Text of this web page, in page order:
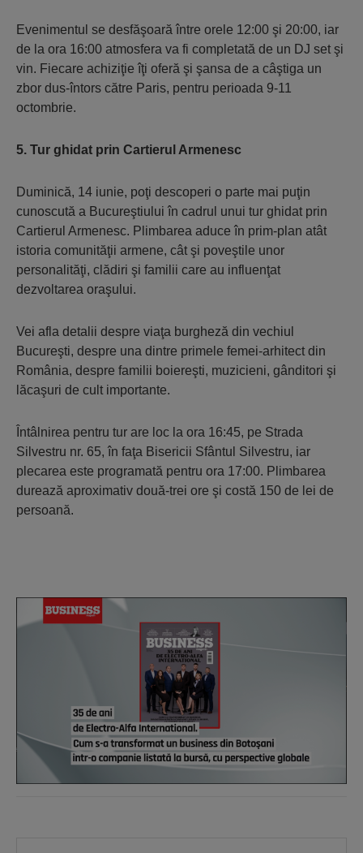
Evenimentul se desfăşoară între orele 12:00 şi 20:00, iar
de la ora 16:00 atmosfera va fi completată de un DJ set şi
vin. Fiecare achiziţie îţi oferă şi şansa de a câştiga un
zbor dus-întors către Paris, pentru perioada 9-11
octombrie.
5. Tur ghidat prin Cartierul Armenesc
Duminică, 14 iunie, poţi descoperi o parte mai puţin
cunoscută a Bucureştiului în cadrul unui tur ghidat prin
Cartierul Armenesc. Plimbarea aduce în prim-plan atât
istoria comunităţii armene, cât şi poveştile unor
personalităţi, clădiri şi familii care au influenţat
dezvoltarea oraşului.
Vei afla detalii despre viaţa burgheză din vechiul
Bucureşti, despre una dintre primele femei-arhitect din
România, despre familii boiereşti, muzicieni, gânditori şi
lăcaşuri de cult importante.
Întâlnirea pentru tur are loc la ora 16:45, pe Strada
Silvestru nr. 65, în faţa Bisericii Sfântul Silvestru, iar
plecarea este programată pentru ora 17:00. Plimbarea
durează aproximativ două-trei ore şi costă 150 de lei de
persoană.